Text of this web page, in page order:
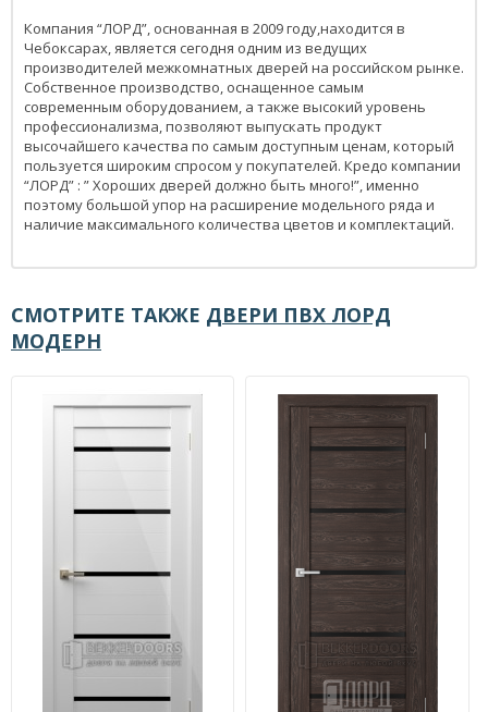
Компания “ЛОРД”, основанная в 2009 году,находится в
Чебоксарах, является сегодня одним из ведущих
производителей межкомнатных дверей на российском рынке.
Собственное производство, оснащенное самым
современным оборудованием, а также высокий уровень
профессионализма, позволяют выпускать продукт
высочайшего качества по самым доступным ценам, который
пользуется широким спросом у покупателей. Кредо компании
“ЛОРД” : ” Хороших дверей должно быть много!”, именно
поэтому большой упор на расширение модельного ряда и
наличие максимального количества цветов и комплектаций.
СМОТРИТЕ ТАКЖЕ ДВЕРИ ПВХ ЛОРД
МОДЕРН